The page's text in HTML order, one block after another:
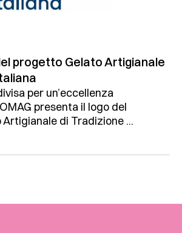
progetto Gelato Artigianale
per un’eccellenza
presenta il logo del
di Tradizione ...